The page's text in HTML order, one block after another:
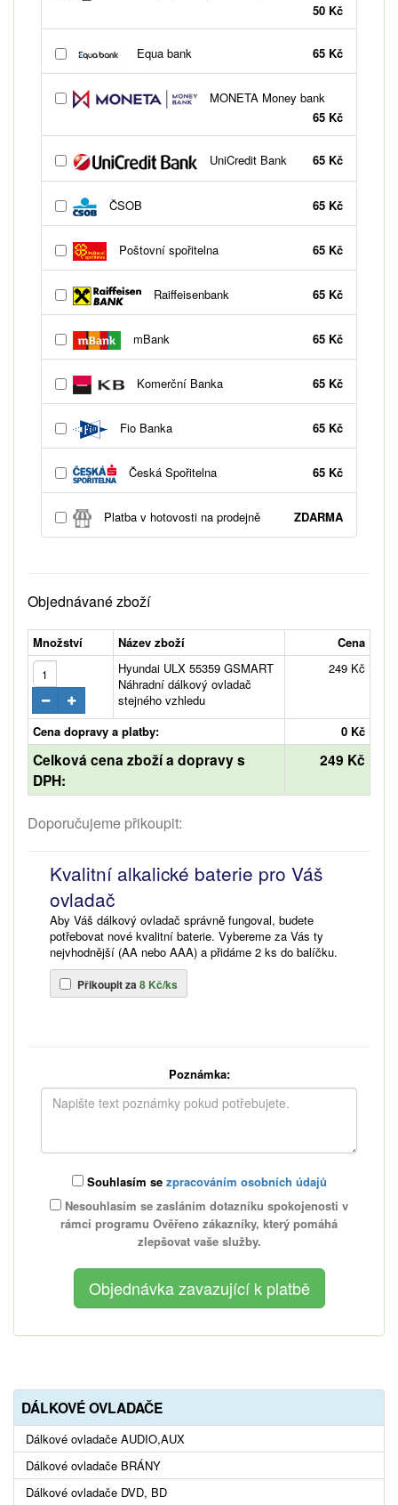
50 Kč
Equa bank 65 Kč
MONETA Money bank
65 Kč
UniCredit Bank 65 Kč
ČSOB 65 Kč
Poštovní spořitelna 65 Kč
Raiffeisenbank 65 Kč
mBank 65 Kč
Komerční Banka 65 Kč
Fio Banka 65 Kč
Česká Spořitelna 65 Kč
Platba v hotovosti na prodejně ZDARMA
Objednávané zboží
Množství Název zboží
Cena
Hyundai ULX 55359 GSMART
Náhradní dálkový ovladač
stejného vzhledu
249 Kč
Cena dopravy a platby: 0 Kč
Celková cena zboží a dopravy s
DPH:
249 Kč
Doporučujeme přikoupit:
Kvalitní alkalické baterie pro Váš
ovladač
Aby Váš dálkový ovladač správně fungoval, budete
potřebovat nové kvalitní baterie. Vybereme za Vás ty
nejvhodnější (AA nebo AAA) a přidáme 2 ks do balíčku.
Přikoupit za8 Kč/ks
Poznámka:
Souhlasím se zpracováním osobních údajů
Nesouhlasím se zasláním dotazníku spokojenosti v
rámci programu Ověřeno zákazníky, který pomáhá
zlepšovat vaše služby.
DÁLKOVÉ OVLADAČE
Dálkové ovladače AUDIO,AUX
Dálkové ovladače BRÁNY
Dálkové ovladače DVD, BD